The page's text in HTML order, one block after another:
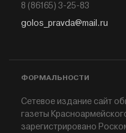
8 (86165) 3-25-83
golos_pravda@mail.ru
ФОРМАЛЬНОСТИ
Сетевое издание сайт
газеты
зарегистрировано